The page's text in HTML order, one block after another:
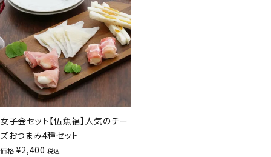
女子会セット【伍魚福】人気のチー
ズおつまみ4種セット
価格 ¥2,400 税込